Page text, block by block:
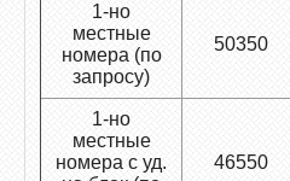
1-но
местные
номера (по
запросу)
50350
1-но
местные
номера с уд.
46550